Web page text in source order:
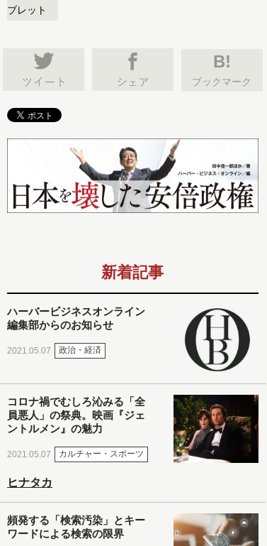
ブレット
B!
ブックマーク
新着記事
ハーバービジネスオンライン
編集部からのお知らせ
2021.05.07 政治・経済
コロナ禍でむしろ沁みる「全
員悪人」の祭典。映画『ジェ
ントルメン』の魅力
2021.05.07 カルチャー・スポーツ
ヒナタカ
頻発する「検索汚染」とキー
ワードによる検索の限界